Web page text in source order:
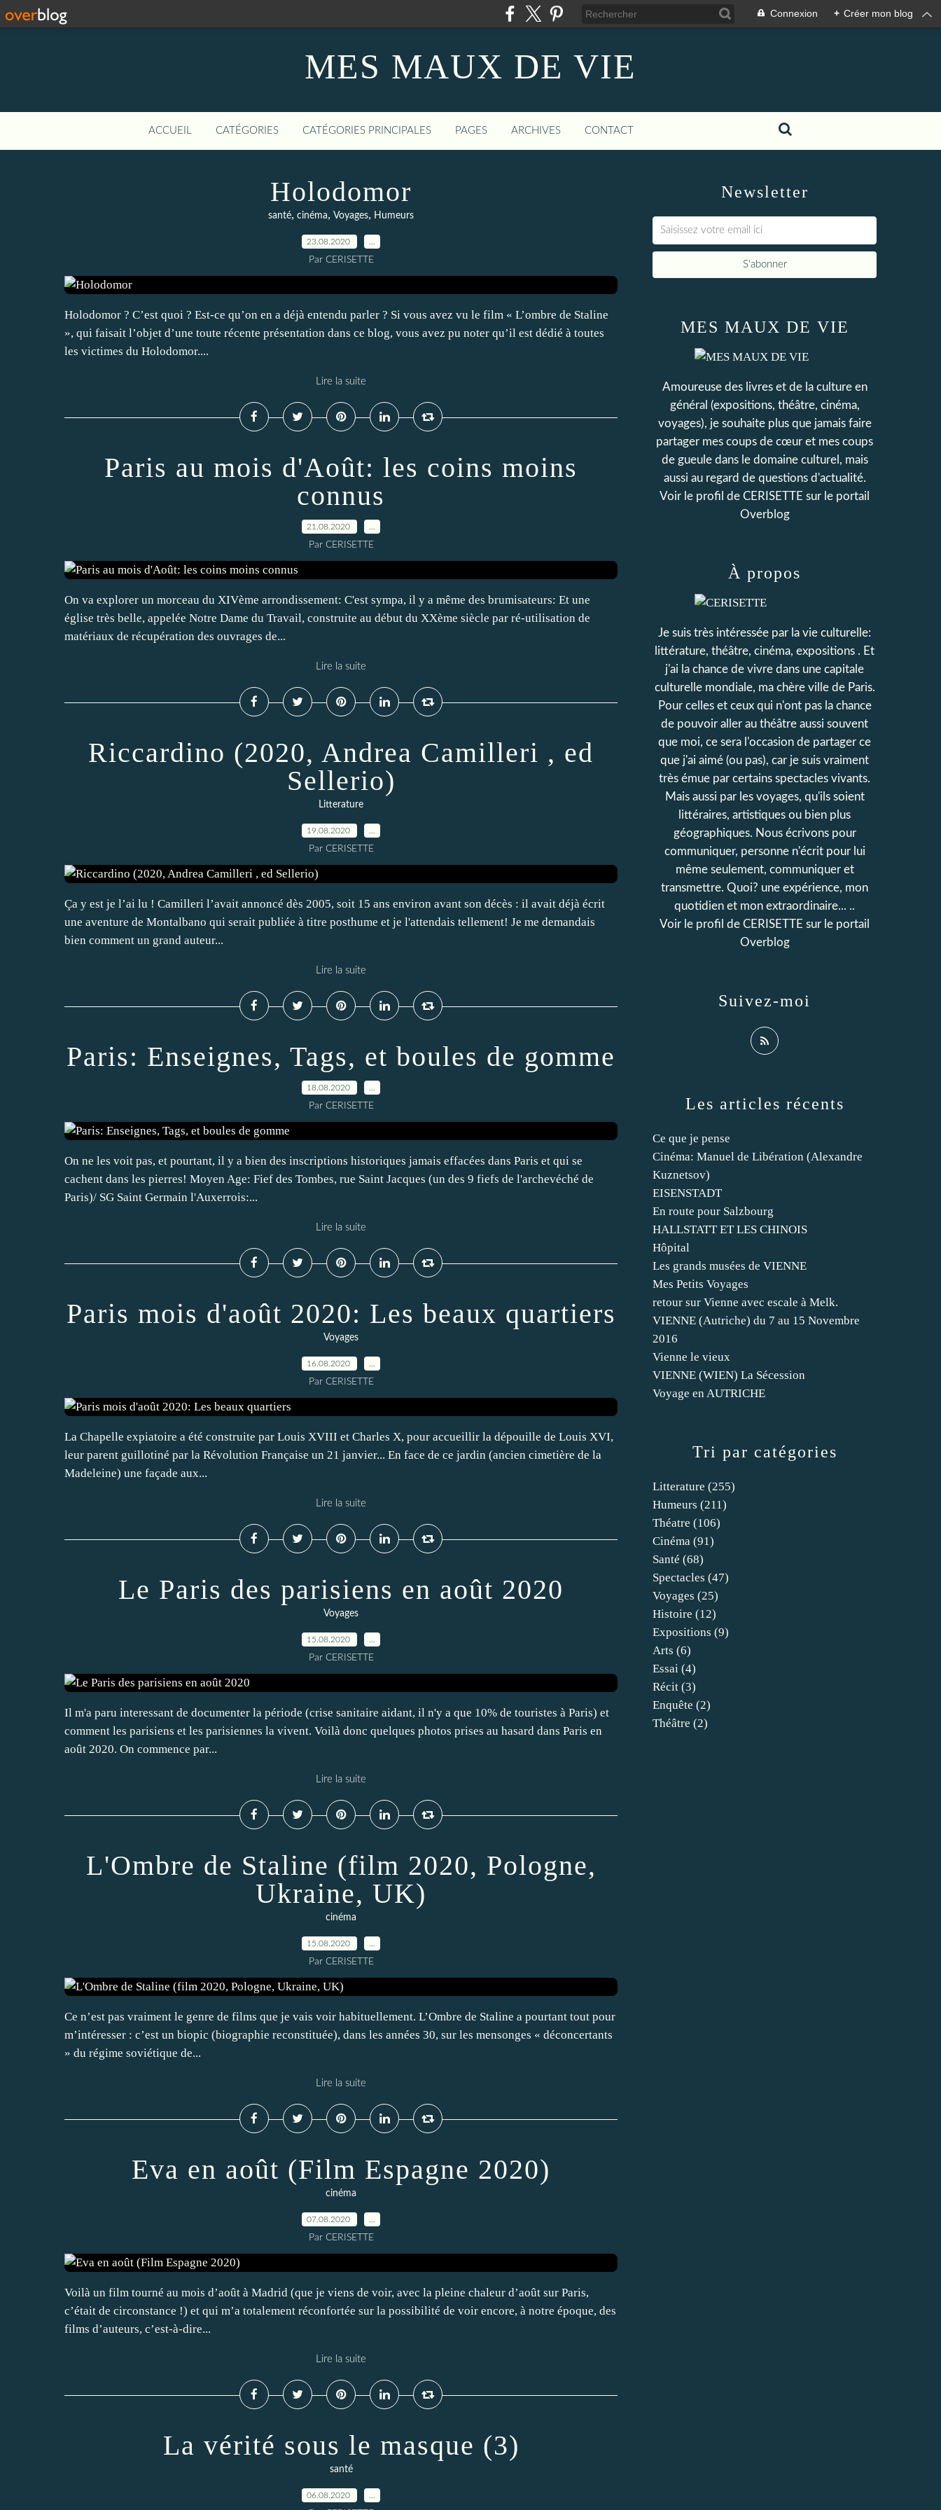
Connexion + Créer mon blog
MES MAUX DE VIE
ACCUEIL CATÉGORIES CATÉGORIES PRINCIPALES PAGES ARCHIVES CONTACT
Holodomor
santé, cinéma, Voyages, Humeurs
23.08.2020
Par CERISETTE
Holodomor ? C’est quoi ? Est-ce qu’on en a déjà entendu parler ? Si vous avez vu le film « L’ombre de Staline
», qui faisait l’objet d’une toute récente présentation dans ce blog, vous avez pu noter qu’il est dédié à toutes
les victimes du Holodomor....
Lire la suite
Paris au mois d'Août: les coins moins
connus
21.08.2020
Par CERISETTE
On va explorer un morceau du XIVème arrondissement: C'est sympa, il y a même des brumisateurs: Et une
église très belle, appelée Notre Dame du Travail, construite au début du XXème siècle par ré-utilisation de
matériaux de récupération des ouvrages de...
Lire la suite
Riccardino (2020, Andrea Camilleri , ed
Sellerio)
Litterature
19.08.2020
Par CERISETTE
Ça y est je l’ai lu ! Camilleri l’avait annoncé dès 2005, soit 15 ans environ avant son décès : il avait déjà écrit
une aventure de Montalbano qui serait publiée à titre posthume et je l'attendais tellement! Je me demandais
bien comment un grand auteur...
Lire la suite
Paris: Enseignes, Tags, et boules de gomme
18.08.2020
Par CERISETTE
On ne les voit pas, et pourtant, il y a bien des inscriptions historiques jamais effacées dans Paris et qui se
cachent dans les pierres! Moyen Age: Fief des Tombes, rue Saint Jacques (un des 9 fiefs de l'archevéché de
Paris)/ SG Saint Germain l'Auxerrois:...
Lire la suite
Paris mois d'août 2020: Les beaux quartiers
Voyages
16.08.2020
Par CERISETTE
La Chapelle expiatoire a été construite par Louis XVIII et Charles X, pour accueillir la dépouille de Louis XVI,
leur parent guillotiné par la Révolution Française un 21 janvier... En face de ce jardin (ancien cimetière de la
Madeleine) une façade aux...
Lire la suite
Le Paris des parisiens en août 2020
Voyages
15.08.2020
Par CERISETTE
Il m'a paru interessant de documenter la période (crise sanitaire aidant, il n'y a que 10% de touristes à Paris) et
comment les parisiens et les parisiennes la vivent. Voilà donc quelques photos prises au hasard dans Paris en
août 2020. On commence par...
Lire la suite
L'Ombre de Staline (film 2020, Pologne,
Ukraine, UK)
cinéma
15.08.2020
Par CERISETTE
Ce n’est pas vraiment le genre de films que je vais voir habituellement. L’Ombre de Staline a pourtant tout pour
m’intéresser : c’est un biopic (biographie reconstituée), dans les années 30, sur les mensonges « déconcertants
» du régime soviétique de...
Lire la suite
Eva en août (Film Espagne 2020)
cinéma
07.08.2020
Par CERISETTE
Voilà un film tourné au mois d’août à Madrid (que je viens de voir, avec la pleine chaleur d’août sur Paris,
c’était de circonstance !) et qui m’a totalement réconfortée sur la possibilité de voir encore, à notre époque, des
films d’auteurs, c’est-à-dire...
Lire la suite
La vérité sous le masque (3)
santé
06.08.2020
Newsletter
Tri par catégories
Litterature (255)
Humeurs (211)
Théatre (106)
Cinéma (91)
Santé (68)
Spectacles (47)
Voyages (25)
Histoire (12)
Expositions (9)
Arts (6)
Essai (4)
Récit (3)
Enquête (2)
Théâtre (2)
Les articles récents
Ce que je pense
Cinéma: Manuel de Libération (Alexandre
Kuznetsov)
EISENSTADT
En route pour Salzbourg
HALLSTATT ET LES CHINOIS
Hôpital
Les grands musées de VIENNE
Mes Petits Voyages
retour sur Vienne avec escale à Melk.
VIENNE (Autriche) du 7 au 15 Novembre
2016
Vienne le vieux
VIENNE (WIEN) La Sécession
Voyage en AUTRICHE
MES MAUX DE VIE
Amoureuse des livres et de la culture en
général (expositions, théâtre, cinéma,
voyages), je souhaite plus que jamais faire
partager mes coups de cœur et mes coups
de gueule dans le domaine culturel, mais
aussi au regard de questions d'actualité.
Voir le profil de CERISETTE sur le portail
Overblog
Suivez-moi
À propos
Je suis très intéressée par la vie culturelle:
littérature, théâtre, cinéma, expositions . Et
j'ai la chance de vivre dans une capitale
culturelle mondiale, ma chère ville de Paris.
Pour celles et ceux qui n'ont pas la chance
de pouvoir aller au théâtre aussi souvent
que moi, ce sera l'occasion de partager ce
que j'ai aimé (ou pas), car je suis vraiment
très émue par certains spectacles vivants.
Mais aussi par les voyages, qu'ils soient
littéraires, artistiques ou bien plus
géographiques. Nous écrivons pour
communiquer, personne n'écrit pour lui
même seulement, communiquer et
transmettre. Quoi? une expérience, mon
quotidien et mon extraordinaire... ..
Voir le profil de CERISETTE sur le portail
Overblog